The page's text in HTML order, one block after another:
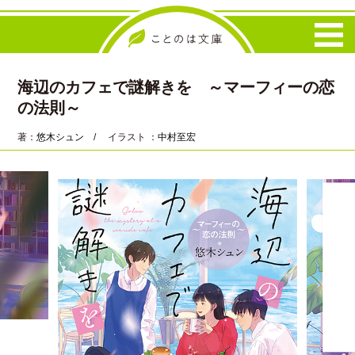
海辺のカフェで謎解きを ～マーフィーの恋
の法則～
著：悠木シュン / イラスト ：中村至宏